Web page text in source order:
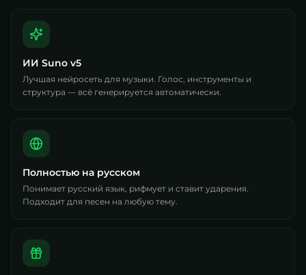
ИИ Suno v5
Лучшая нейросеть для музыки. Голос, инструменты и
структура — всё генерируется автоматически.
Полностью на русском
Понимает русский язык, рифмует и ставит ударения.
Подходит для песен на любую тему.